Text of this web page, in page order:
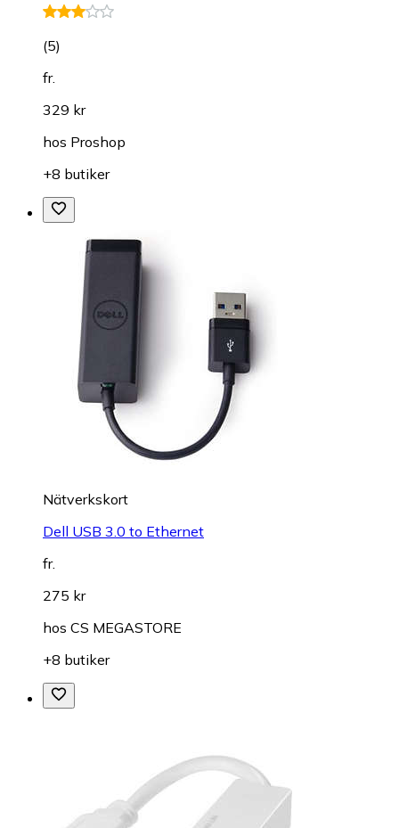
(5)
fr.
329 kr
hos Proshop
+8 butiker
Nätverkskort
Dell USB 3.0 to Ethernet
fr.
275 kr
hos CS MEGASTORE
+8 butiker